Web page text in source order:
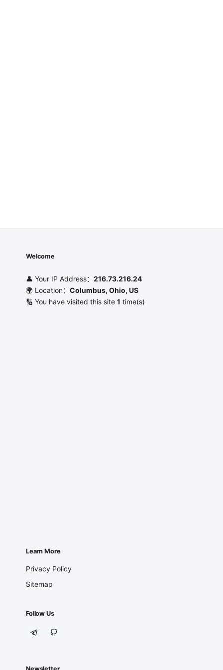
Welcome
👤 Your IP Address： 216.73.216.24
🌍 Location： Columbus, Ohio, US
🔢 You have visited this site 1 time(s)
Learn More
Privacy Policy
Sitemap
Follow Us